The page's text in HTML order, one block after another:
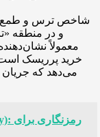
و در منطقه
معمولاً
خرید پرریسک
می‌دهد که جریان